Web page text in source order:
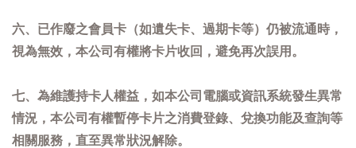
六、已作廢之會員卡（如遺失卡、過期卡等）仍被流通時，
視為無效，本公司有權將卡片收回，避免再次誤用。
七、為維護持卡人權益，如本公司電腦或資訊系統發生異常
情況，本公司有權暫停卡片之消費登錄、兌換功能及查詢等
相關服務，直至異常狀況解除。